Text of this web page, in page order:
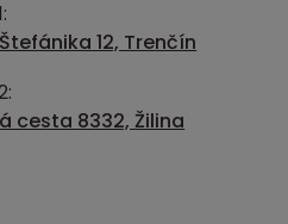
12, Trenčín
cesta 8332, Žilina